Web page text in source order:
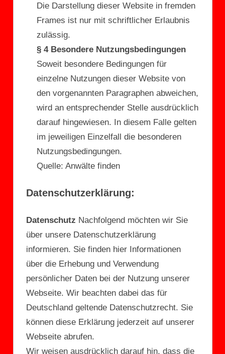
Die Darstellung dieser Website in fremden
Frames ist nur mit schriftlicher Erlaubnis
zulässig.
§ 4 Besondere Nutzungsbedingungen
Soweit besondere Bedingungen für
einzelne Nutzungen dieser Website von
den vorgenannten Paragraphen abweichen,
wird an entsprechender Stelle ausdrücklich
darauf hingewiesen. In diesem Falle gelten
im jeweiligen Einzelfall die besonderen
Nutzungsbedingungen.
Quelle: Anwälte finden
Datenschutzerklärung:
Datenschutz Nachfolgend möchten wir Sie
über unsere Datenschutzerklärung
informieren. Sie finden hier Informationen
über die Erhebung und Verwendung
persönlicher Daten bei der Nutzung unserer
Webseite. Wir beachten dabei das für
Deutschland geltende Datenschutzrecht. Sie
können diese Erklärung jederzeit auf unserer
Webseite abrufen.
Wir weisen ausdrücklich darauf hin, dass die